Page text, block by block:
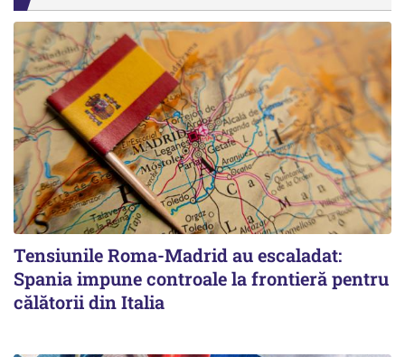
Tensiunile Roma-Madrid au escaladat:
Spania impune controale la frontieră pentru
călătorii din Italia